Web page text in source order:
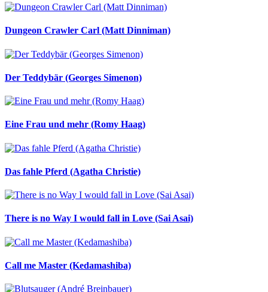
Dungeon Crawler Carl (Matt Dinniman)
Der Teddybär (Georges Simenon)
Eine Frau und mehr (Romy Haag)
Das fahle Pferd (Agatha Christie)
There is no Way I would fall in Love (Sai Asai)
Call me Master (Kedamashiba)